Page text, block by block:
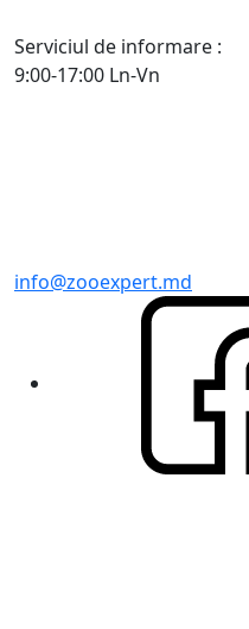
Serviciul de informare :
9:00-17:00 Ln-Vn
info@zooexpert.md